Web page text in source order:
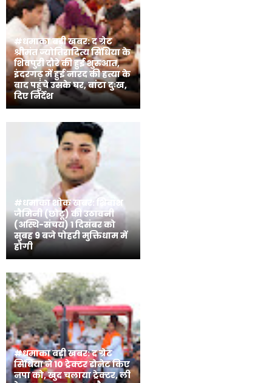
#धमाका बड़ी खबर: द ग्रेट
श्रीमंत ज्योतिरादित्य सिंधिया के
शिवपुरी दौरे की हुई शुरुआत,
इंदरगढ़ में हुई नारद की हत्या के
बाद पहुंचे उसके घर, बांटा दुःख,
दिए निर्देश
#धमाका शोक खबर: शिवांश
जैमिनी (छोटू) की उठावनी
(अस्थि-संचय) 1 दिसंबर को
सुबह 9 बजे पोहरी मुक्तिधाम में
होगी
#धमाका बड़ी खबर: द ग्रेट
सिंधिया ने 10 ट्रेक्टर डोनेट किए
नपा को, खुद चलाया ट्रेक्टर, ली